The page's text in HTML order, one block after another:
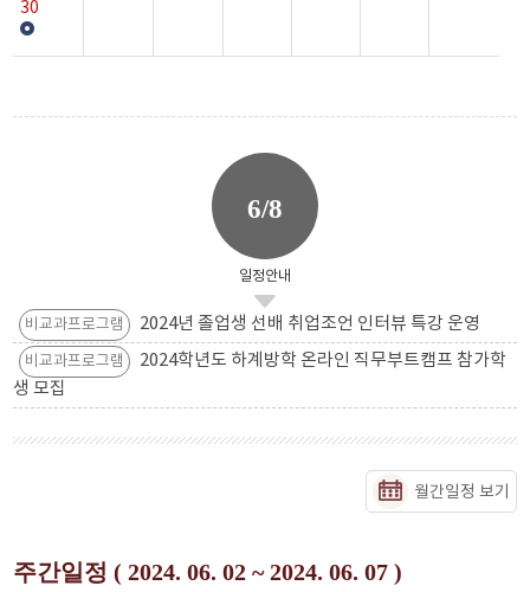
30
6/8
일정안내
비교과프로그램 2024년 졸업생 선배 취업조언 인터뷰 특강 운영
비교과프로그램
2024학년도 하계방학 온라인 직무부트캠프 참가학
생 모집
월간일정 보기
주간일정 ( 2024. 06. 02 ~ 2024. 06. 07 )